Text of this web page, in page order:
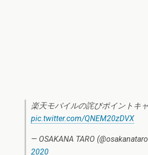
楽天モバイルの詫びポイントキ
pic.twitter.com/QNEM20zDVX
— OSAKANA TARO
2020